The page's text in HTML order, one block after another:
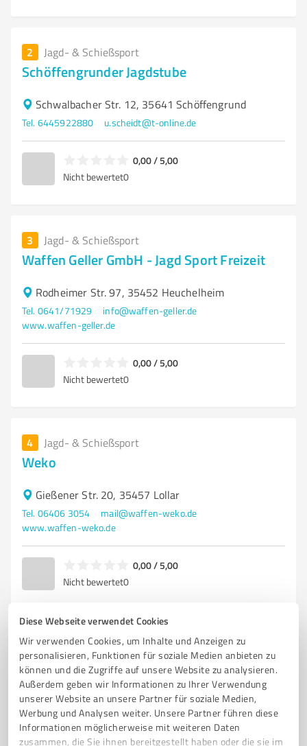
Diese Webseite verwendet Cookies
Wir verwenden Cookies, um Inhalte und Anzeigen zu
personalisieren, Funktionen für soziale Medien anbieten zu
können und die Zugriffe auf unsere Website zu analysieren.
Außerdem geben wir Informationen zu Ihrer Verwendung
unserer Website an unsere Partner für soziale Medien,
Werbung und Analysen weiter. Unsere Partner führen diese
Informationen möglicherweise mit weiteren Daten
zusammen, die Sie ihnen bereitgestellt haben oder die sie im
2 Jagd- & Schießsport
Schöffengrunder Jagdstube
Schwalbacher Str. 12, 35641 Schöffengrund
Tel. 6445922880 u.scheidt@t-online.de
0,00 / 5,00
Nicht bewertet0
3 Jagd- & Schießsport
Waffen Geller GmbH - Jagd Sport Freizeit
Rodheimer Str. 97, 35452 Heuchelheim
Tel. 0641/71929
info@waffen-geller.de
www.waffen-geller.de
0,00 / 5,00
Nicht bewertet0
4 Jagd- & Schießsport
Weko
Gießener Str. 20, 35457 Lollar
Tel. 06406 3054
mail@waffen-weko.de
www.waffen-weko.de
0,00 / 5,00
Nicht bewertet0
5 Jagd- & Schießsport
Waffen Reinig oHG
Löwengasse 6, 35390 Gießen
Tel. 06 41 / 76 09 6
info@waffen-reinig.de
www.waffen-reinig.de/